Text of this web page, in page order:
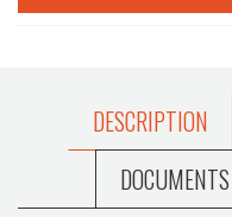
DESCRIPTION